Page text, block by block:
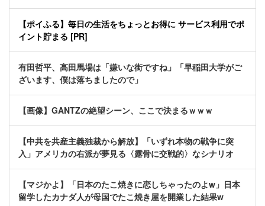
【ポイふる】毎日の生活をちょっとお得に サービス利用でポ
イント貯まる [PR]
有田哲平、高田馬場は「嫌いな街ですね」「早稲田大学がご
ざいます、僕は落ちましたので」
【画像】GANTZの絶望シーン、ここで決まるｗｗｗ
【中共を共産主義独裁から解放】「いずれ本物の戦争に突
入」アメリカの右派が夢見る〈露骨に交戦的〉なシナリオ
【マジかよ】「日本のたこ焼きに恋しちゃったのよw」日本
留学したカナダ人が母国でたこ焼き屋を開業した結果w